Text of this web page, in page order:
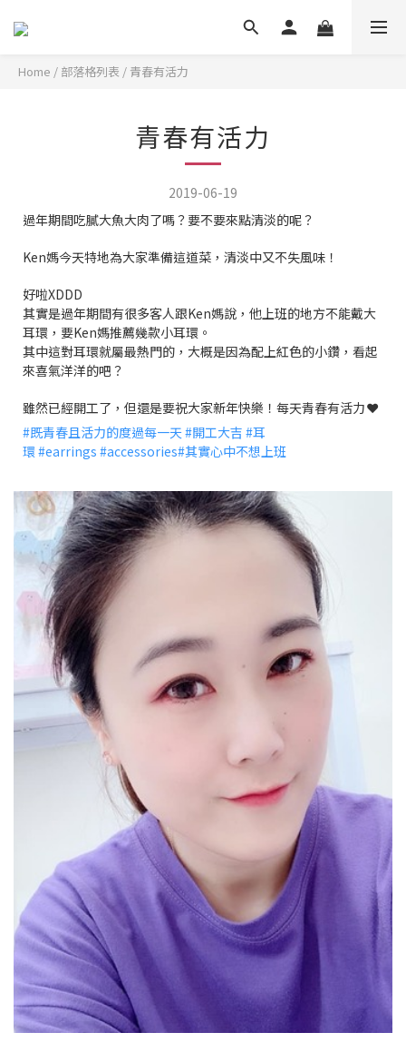
Home / 部落格列表 / 青春有活力
青春有活力
2019-06-19
過年期間吃膩大魚大肉了嗎？要不要來點清淡的呢？
Ken媽今天特地為大家準備這道菜，清淡中又不失風味！
好啦XDDD
其實是過年期間有很多客人跟Ken媽說，他上班的地方不能戴大
耳環，要Ken媽推薦幾款小耳環。
其中這對耳環就屬最熱門的，大概是因為配上紅色的小鑽，看起
來喜氣洋洋的吧？
雖然已經開工了，但還是要祝大家新年快樂！每天青春有活力❤️
#既青春且活力的度過每一天#開工大吉 #耳
環#earrings #accessories#其實心中不想上班